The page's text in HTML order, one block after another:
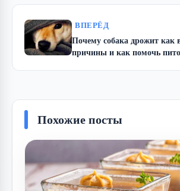
ВПЕРЁД
Почему собака дрожит как
причины и как помочь
Похожие посты